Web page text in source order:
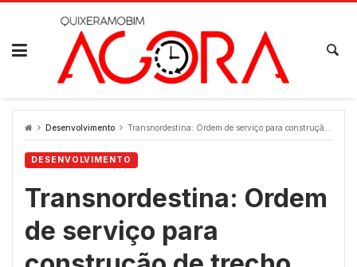
Skip
Desenvolvimento Transnordestina: Ordem de serviço para construção de trecho Piquet Carneiro a Quixeramobim será assinada nesta terça, 23
DESENVOLVIMENTO
Transnordestina: Ordem
de serviço para